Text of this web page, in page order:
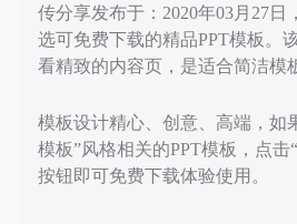
传分享发布于：2020年03月27日
选可免费下载的精品PPT模板。
看精致的内容页，是适合简洁模
模板设计精心、创意、高端，如
模板”风格相关的PPT模板，点击
按钮即可免费下载体验使用。